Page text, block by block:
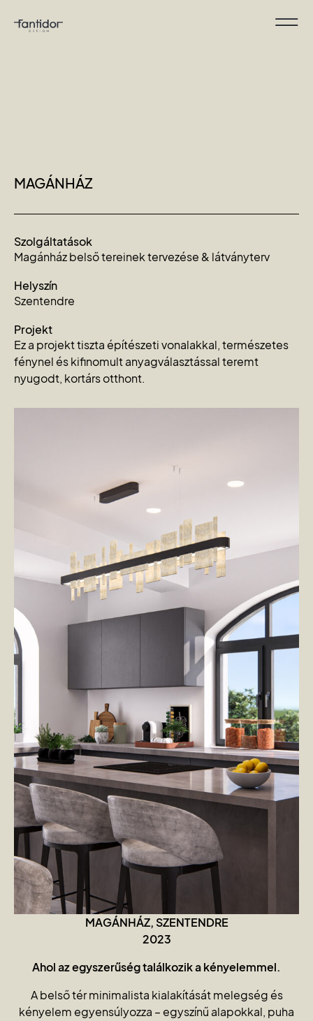
MAGÁNHÁZ
Szolgáltatások
Magánház belső tereinek tervezése & látványterv
Helyszín
Szentendre
Projekt
Ez a projekt tiszta építészeti vonalakkal, természetes
fénynel és kifinomult anyagválasztással teremt
nyugodt, kortárs otthont.
MAGÁNHÁZ, SZENTENDRE
2023
Ahol az egyszerűség találkozik a kényelemmel.
A belső tér minimalista kialakítását melegség és
kényelem egyensúlyozza – egyszínű alapokkal, puha